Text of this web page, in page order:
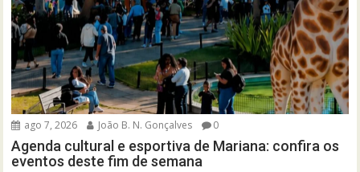
ago 7, 2026 João B. N. Gonçalves 0
Agenda cultural e esportiva de Mariana: confira os
eventos deste fim de semana